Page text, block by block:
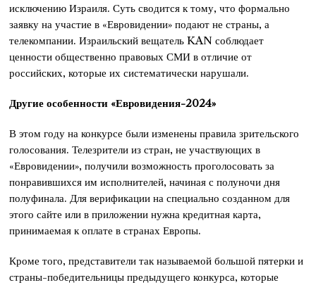
исключению Израиля. Суть сводится к тому, что формально
заявку на участие в «Евровидении» подают не страны, а
телекомпании. Израильский вещатель KAN соблюдает
ценности общественно правовых СМИ в отличие от
российских, которые их систематически нарушали.
Другие особенности «Евровидения-2024»
В этом году на конкурсе были изменены правила зрительского
голосования. Телезрители из стран, не участвующих в
«Евровидении», получили возможность проголосовать за
понравившихся им исполнителей, начиная с полуночи дня
полуфинала. Для верификации на специально созданном для
этого сайте или в приложении нужна кредитная карта,
принимаемая к оплате в странах Европы.
Кроме того, представители так называемой большой пятерки и
страны-победительницы предыдущего конкурса, которые